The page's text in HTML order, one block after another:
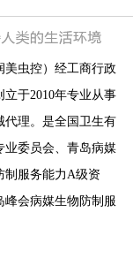
虫控）经工商行政
于2010年专业从事
代理。是全国卫生有
业委员会、青岛病媒
制服务能力A级资
会病媒生物防制服